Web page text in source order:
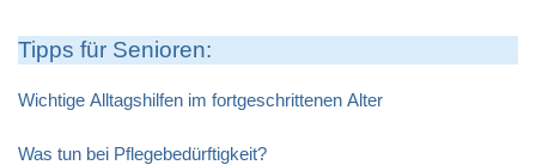
Tipps für Senioren:
Wichtige Alltagshilfen im fortgeschrittenen Alter
Was tun bei Pflegebedürftigkeit?